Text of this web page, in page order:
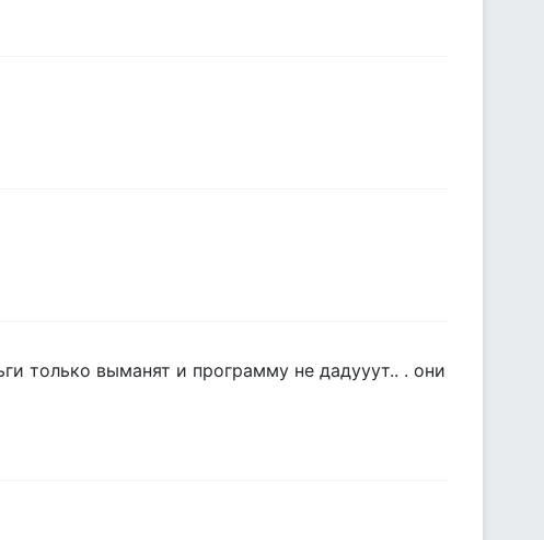
только выманят и программу не дадууут.. . они